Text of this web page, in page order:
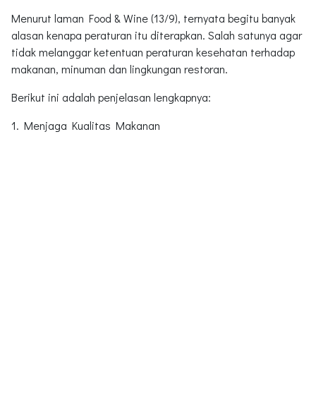
Menurut laman Food & Wine (13/9), ternyata begitu banyak
alasan kenapa peraturan itu diterapkan. Salah satunya agar
tidak melanggar ketentuan peraturan kesehatan terhadap
makanan, minuman dan lingkungan restoran.
Berikut ini adalah penjelasan lengkapnya:
1. Menjaga Kualitas Makanan